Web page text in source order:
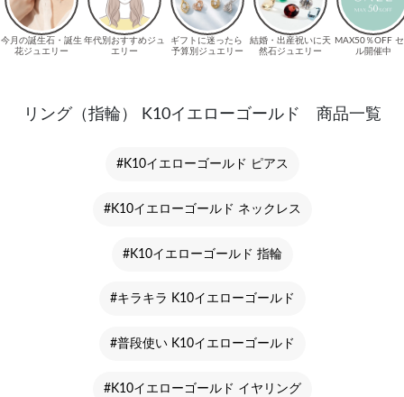
リング（指輪） K10イエローゴールド 商品一覧
#K10イエローゴールド ピアス
#K10イエローゴールド ネックレス
#K10イエローゴールド 指輪
#キラキラ K10イエローゴールド
#普段使い K10イエローゴールド
#K10イエローゴールド イヤリング